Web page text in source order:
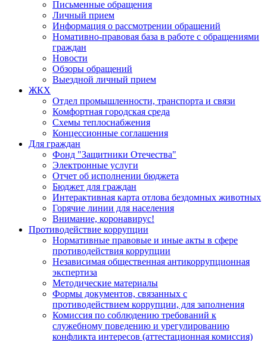
Письменные обращения
Личный прием
Информация о рассмотрении обращений
Номативно-правовая база в работе с обращениями
граждан
Новости
Обзоры обращений
Выездной личный прием
ЖКХ
Отдел промышленности, транспорта и связи
Комфортная городская среда
Схемы теплоснабжения
Концессионные соглашения
Для граждан
Фонд "Защитники Отечества"
Электронные услуги
Отчет об исполнении бюджета
Бюджет для граждан
Интерактивная карта отлова бездомных животных
Горячие линии для населения
Внимание, коронавирус!
Противодействие коррупции
Нормативные правовые и иные акты в сфере
противодействия коррупции
Независимая общественная антикоррупционная
экспертиза
Методические материалы
Формы документов, связанных с
противодействием коррупции, для заполнения
Комиссия по соблюдению требований к
служебному поведению и урегулированию
конфликта интересов (аттестационная комиссия)